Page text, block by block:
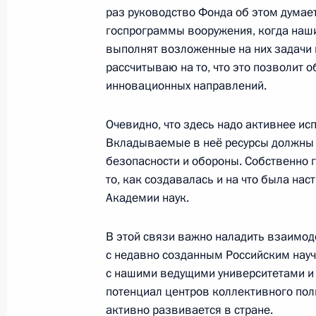
Назначения в системе МВД
2 октября 2012 года, 15:30
Груздевым
23 апреля 2012 года, 14:00
21 февраля 2012 года, 20:00
О ходе исполнения пункта 7
раз руководство Фонда об этом
госпрограммы вооружения, когда
выполнят возложенные на них
рассчитываю на то, что это позволит
инновационных направлений.
Очевидно, что здесь надо активнее
Вкладываемые в неё ресурсы должны
безопасности и обороны.
то, как создавалась и на что была
Академии наук.
В этой связи важно наладить
с недавно созданным Российским
с нашими ведущими университетами
потенциал центров коллективного
активно развивается в стране.